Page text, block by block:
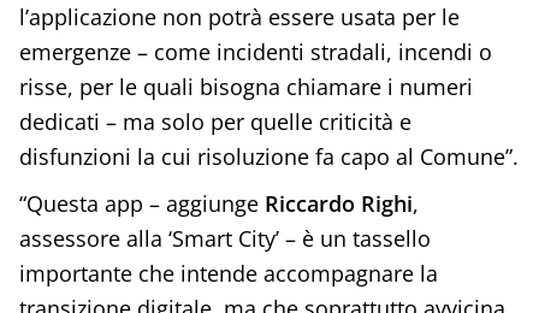
l’applicazione non potrà essere usata per le
emergenze – come incidenti stradali, incendi o
risse, per le quali bisogna chiamare i numeri
dedicati – ma solo per quelle criticità e
disfunzioni la cui risoluzione fa capo al Comune”.
“Questa app – aggiunge Riccardo Righi,
assessore alla ‘Smart City’ – è un tassello
importante che intende accompagnare la